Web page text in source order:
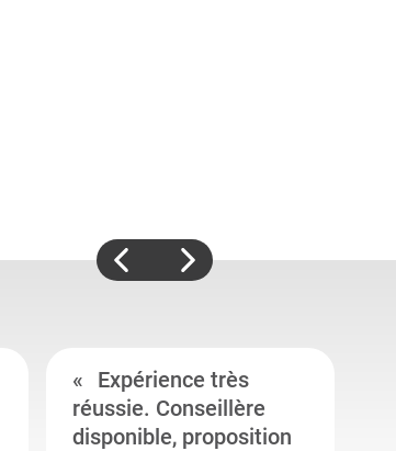
Expérience très
réussie. Conseillère
disponible, proposition